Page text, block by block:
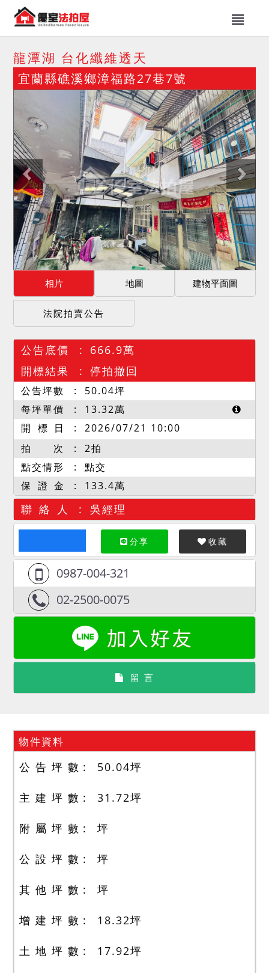
龍潭湖 台化纖維透天
宜蘭縣礁溪鄉漳福路27巷7號
相片 地圖 建物平面圖
法院拍賣公告
公告底價
666.9萬
開標結果
停拍撤回
公告坪數 50.04坪
每坪單價
13.32萬
開 標 日
2026/07/21 10:00
拍 次
2拍
點交情形
點交
保 證 金
133.4萬
聯 絡 人 吳經理
分享 收藏
0987-004-321
02-2500-0075
留 言
物件資料
公 告 坪 數 50.04坪
主 建 坪 數 31.72坪
附 屬 坪 數 坪
公 設 坪 數 坪
其 他 坪 數 坪
增 建 坪 數 18.32坪
土 地 坪 數 17.92坪